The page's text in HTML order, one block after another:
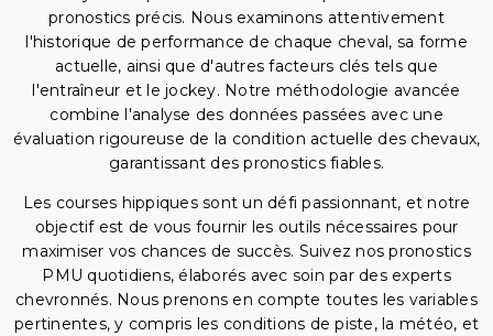
pronostics précis. Nous examinons attentivement
l'historique de performance de chaque cheval, sa forme
actuelle, ainsi que d'autres facteurs clés tels que
l'entraîneur et le jockey. Notre méthodologie avancée
combine l'analyse des données passées avec une
évaluation rigoureuse de la condition actuelle des chevaux,
garantissant des pronostics fiables.
Les courses hippiques sont un défi passionnant, et notre
objectif est de vous fournir les outils nécessaires pour
maximiser vos chances de succès. Suivez nos pronostics
PMU quotidiens, élaborés avec soin par des experts
chevronnés. Nous prenons en compte toutes les variables
pertinentes, y compris les conditions de piste, la météo, et